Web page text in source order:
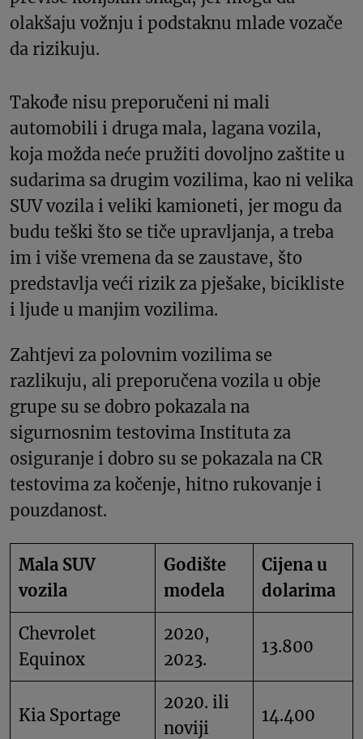
olakšaju vožnju i podstaknu mlade vozače
da rizikuju.
Takođe nisu preporučeni ni mali
automobili i druga mala, lagana vozila,
koja možda neće pružiti dovoljno zaštite u
sudarima sa drugim vozilima, kao ni velika
SUV vozila i veliki kamioneti, jer mogu da
budu teški što se tiče upravljanja, a treba
im i više vremena da se zaustave, što
predstavlja veći rizik za pješake, bicikliste
i ljude u manjim vozilima.
Zahtjevi za polovnim vozilima se
razlikuju, ali preporučena vozila u obje
grupe su se dobro pokazala na
sigurnosnim testovima Instituta za
osiguranje i dobro su se pokazala na CR
testovima za kočenje, hitno rukovanje i
pouzdanost.
Mala SUV
vozila
Godište
modela
Cijena u
dolarima
Chevrolet
Equinox
2020,
2023.
13.800
Kia Sportage
2020. ili
noviji
14.400